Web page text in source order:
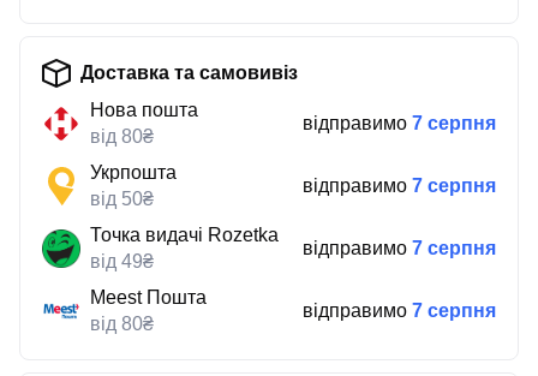
Доставка та самовивіз
Нова пошта
від 80₴
відправимо 7 серпня
Укрпошта
від 50₴
відправимо 7 серпня
Точка видачі Rozetka
від 49₴
відправимо 7 серпня
Meest Пошта
від 80₴
відправимо 7 серпня